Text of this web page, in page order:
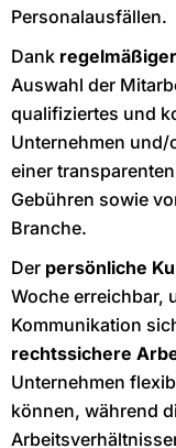
Personalausfällen.
Dank
Auswahl der
qualifiziertes und
Unternehmen und/
einer
Gebühren sowie
Branche.
Der persönliche
Woche erreichbar,
Kommunikation
rechtssichere
Unternehmen
können, während